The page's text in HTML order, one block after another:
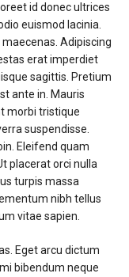
id donec ultrices
euismod lacinia.
Adipiscing
erat imperdiet
sagittis. Pretium
ante in. Mauris
morbi tristique
suspendisse.
Eleifend quam
placerat orci nulla
turpis massa
nibh tellus
vitae sapien.
Eget arcu dictum
bibendum neque